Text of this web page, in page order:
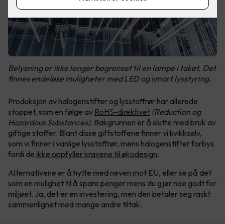
Belysning er ikke lenger begrenset til en lampe i taket. Det
finnes endeløse muligheter med LED og smart lysstyring.
Produksjon av halogenstifter og lysstoffrør har allerede
stoppet, som en følge av RoHS-direktivet (Reduction og
Hazardous Substances). Bakgrunnen er å slutte med bruk av
giftige stoffer. Blant disse giftstoffene finner vi kvikksølv,
som vi finner i vanlige lysstoffrør, mens halogenstifter forbys
fordi de ikke oppfyller kravene til økodesign.
Alternativene er å hytte med neven mot EU, eller se på det
som en mulighet til å spare penger mens du gjør noe godt for
miljøet. Ja, det er en investering, men den betaler seg raskt
sammenlignet med mange andre tiltak.